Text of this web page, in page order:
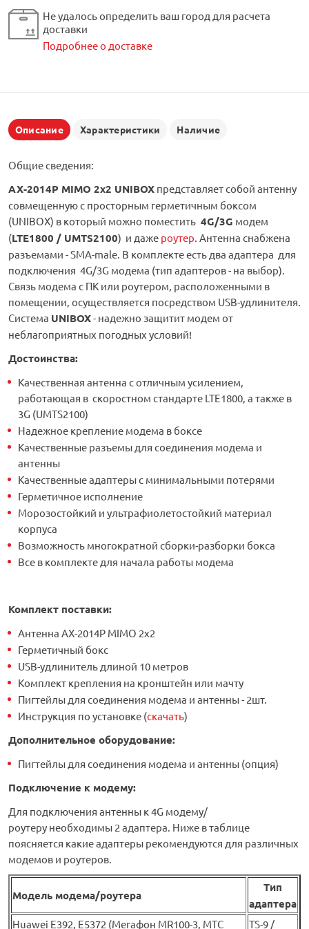
Не удалось определить ваш город для расчета
доставки
Подробнее о доставке
Описание Характеристики Наличие
Общие сведения:
AX-2014P MIMO 2x2 UNIBOX представляет собой антенну
совмещенную с просторным герметичным боксом
(UNIBOX) в который можно поместить 4G/3G модем
(LTE1800 / UMTS2100) и даже роутер. Антенна снабжена
разъемами - SMA-male. В комплекте есть два адаптера для
подключения 4G/3G модема (тип адаптеров - на выбор).
Связь модема с ПК или роутером, расположенными в
помещении, осуществляется посредством USB-удлинителя.
Система UNIBOX- надежно защитит модем от
неблагоприятных погодных условий!
Достоинства:
Качественная антенна с отличным усилением,
работающая в скоростном стандарте LTE1800, а также в
3G (UMTS2100)
Надежное крепление модема в боксе
Качественные разъемы для соединения модема и
антенны
Качественные адаптеры с минимальными потерями
Герметичное исполнение
Морозостойкий и ультрафиолетостойкий материал
корпуса
Возможность многократной сборки-разборки бокса
Все в комплекте для начала работы модема
Комплект поставки:
Антенна AX-2014P MIMO 2x2
Герметичный бокс
USB-удлинитель длиной 10 метров
Комплект крепления на кронштейн или мачту
Пигтейлы для соединения модема и антенны - 2шт.
Инструкция по установке (скачать)
Дополнительное оборудование:
Пигтейлы для соединения модема и антенны (опция)
Подключение к модему:
Для подключения антенны к 4G модему/
роутеру необходимы 2 адаптера. Ниже в таблице
поясняется какие адаптеры рекомендуются для различных
модемов и роутеров.
Модель модема/роутера
Тип
адаптера
Huawei Е392, E5372 (Мегафон MR100-3, МТС TS-9 /